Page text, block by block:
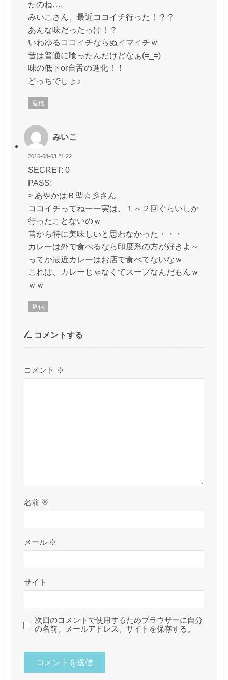
たのね….
みいこさん、最近ココイチ行った！？？
あんな味だったっけ！？
いわゆるココイチならぬイマイチｗ
昔は普通に喰ったんだけどなぁ(=_=)
味の低下or自舌の進化！！
どっちでしょ♪
返信
みいこ
2016-08-03 21:22
SECRET: 0
PASS:
> あやかはＢ型☆彡さん
ココイチってねーー実は、１～２回ぐらいしか
行ったことないのｗ
昔から特に美味しいと思わなかった・・・
カレーは外で食べるなら印度系の方が好きよ～
ってか最近カレーはお店で食べてないなｗ
これは、カレーじゃなくてスープなんだもんｗ
ｗｗ
返信
コメントする
コメント ※
名前 ※
メール ※
サイト
次回のコメントで使用するためブラウザーに自分
の名前、メールアドレス、サイトを保存する。